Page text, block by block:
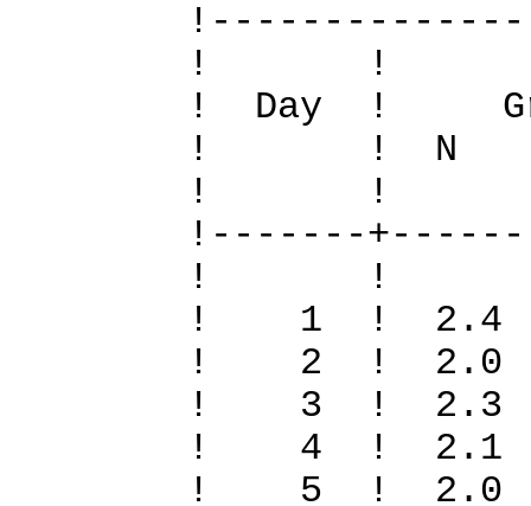
!
! Day !
! ! N S
!
!-------
!
! 1 ! 2.4
! 2 ! 2.0
! 3 ! 2.3
! 4 ! 2.1
! 5 ! 2.0